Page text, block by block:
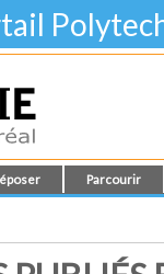
Parcourir